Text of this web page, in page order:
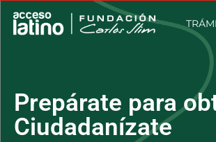
Prepárate para
Ciudadanízate